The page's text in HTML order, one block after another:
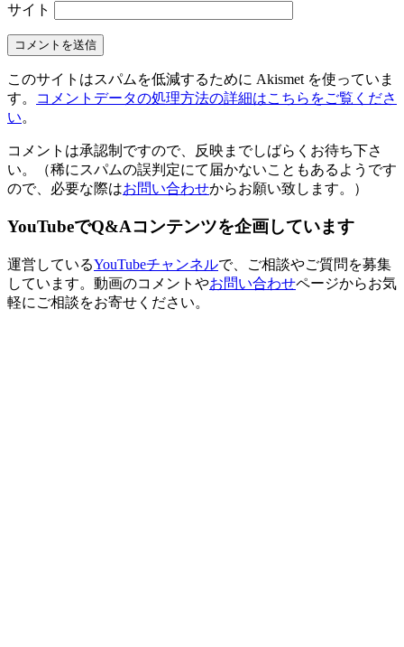
サイト
このサイトはスパムを低減するために Akismet を使っていま
す。
コメントデータの処理方法の詳細はこちらをご覧くださ
い。
コメントは承認制ですので、反映までしばらくお待ち下さ
い。（稀にスパムの誤判定にて届かないこともあるようです
ので、必要な際はお問い合わせからお願い致します。）
YouTubeでQ&Aコンテンツを企画しています
運営しているYouTubeチャンネルで、ご相談やご質問を募集
しています。動画のコメントやお問い合わせページからお気
軽にご相談をお寄せください。